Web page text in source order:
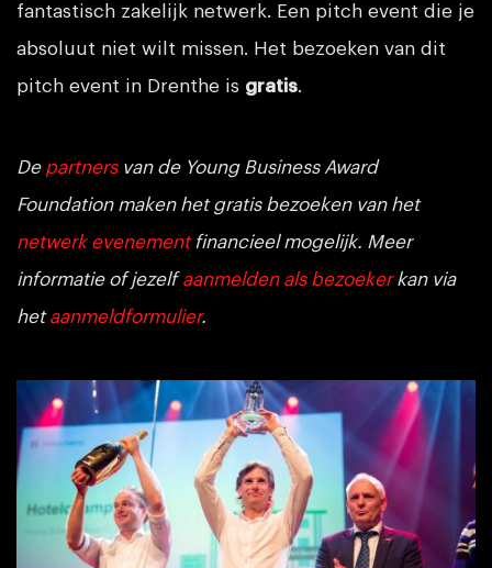
fantastisch zakelijk netwerk. Een pitch event die je
absoluut niet wilt missen. Het bezoeken van dit
pitch event in Drenthe is gratis.
De partnersvan de Young Business Award
Foundation maken het gratis bezoeken van het
netwerk evenementfinancieel mogelijk. Meer
informatie of jezelf aanmelden als bezoekerkan via
hetaanmeldformulier.